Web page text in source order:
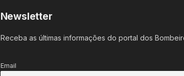
Newsletter
Receba as últimas informações do portal dos
Email